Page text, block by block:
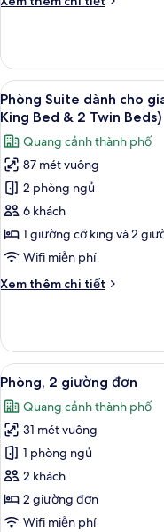
king
Phòng
Premier,
1
giường
king
(Club
Access)
Xem
tất
cả
ảnh
Phòng
Suite
dành
cho
gia
2
(Premium,
1
King
Bed
&
2
Twin
Beds)
5
Phòng Suite dành cho
King Bed & 2 Twin Beds)
Quang cảnh thành phố
87 mét vuông
2 phòng ngủ
6 khách
1 giường cỡ king và 2
Wifi miễn phí
Xem thêm chi tiết
Chi
Phòng
Suite
dành
gia
đình,
phòng
ngủ
(Premium,
King
Xem
tất
cả
ảnh
Phòng,
2
giường
đơn
7
Phòng, 2 giường đơn
Quang cảnh thành phố
31 mét vuông
1 phòng ngủ
2 khách
2 giường đơn
Wifi miễn phí